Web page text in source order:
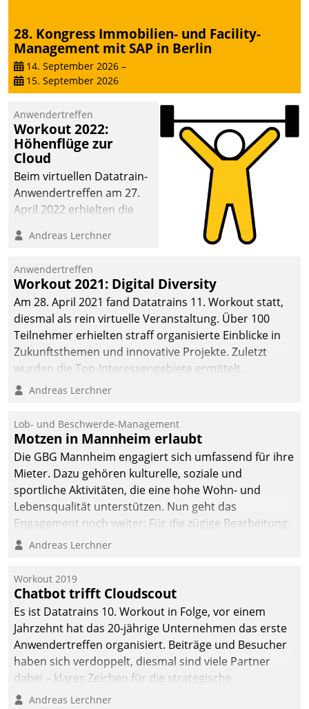
der Lösung über die SAP
Cloud Platform
entschieden - als erstes
Unternehmen am
28. Kongress Immobilien- und Facility-
Management mit SAP in Berlin
14. September 2026 –
15. September 2026
Anwendertreffen
Workout 2022:
Höhenflüge zur
Cloud
Beim virtuellen Datatrain-
Anwendertreffen am 27.
April 2022 erhielten die
Teilnehmer kurzweilige
Cloud-Strategien und -
Lösungen mit hohem
Zukunftspotenzial.
Andreas Lerchner
Anwendertreffen
Workout 2021: Digital Diversity
Am 28. April 2021 fand Datatrains 11. Workout statt,
diesmal als rein virtuelle Veranstaltung. Über 100
Teilnehmer erhielten straff organisierte Einblicke in
Zukunftsthemen und innovative Projekte. Zuletzt
wurden die Top-Interessengebiete ermittelt.
Andreas Lerchner
Lob- und Beschwerde-Management
Motzen in Mannheim erlaubt
Die GBG Mannheim engagiert sich umfassend für ihre
Mieter. Dazu gehören kulturelle, soziale und
sportliche Aktivitäten, die eine hohe Wohn- und
Lebensqualität unterstützen. Nun geht das
Engagement noch weiter: Für die zügige Bearbeitung
von Beschwerden – oder Lob – richtet das
und Beschwerde-Management einen eigenen Kanal
ein.
Andreas Lerchner
Workout 2019
Chatbot trifft Cloudscout
Es ist Datatrains 10. Workout in Folge, vor einem
Jahrzehnt hat das 20-jährige Unternehmen das erste
Anwendertreffen organisiert. Beiträge und Besucher
haben sich verdoppelt, diesmal sind viele Partner
dabei – klares Zeichen für die strategische
Fokussierung auf den Kunden.
Andreas Lerchner